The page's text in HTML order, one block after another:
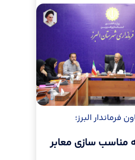
فرماندار البرز؛
مناسب سازی معابر